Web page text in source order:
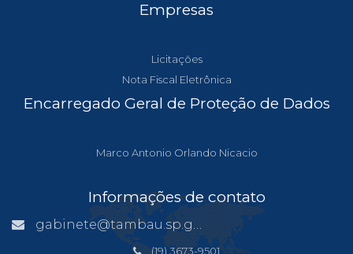
Empresas
Licitações
Nota Fiscal Eletrônica
Encarregado Geral de Proteção de Dados
Marco Antonio Orlando Nicacio
Informações de contato
gabinete@tambau.sp.gov.br
(19) 3673-9501